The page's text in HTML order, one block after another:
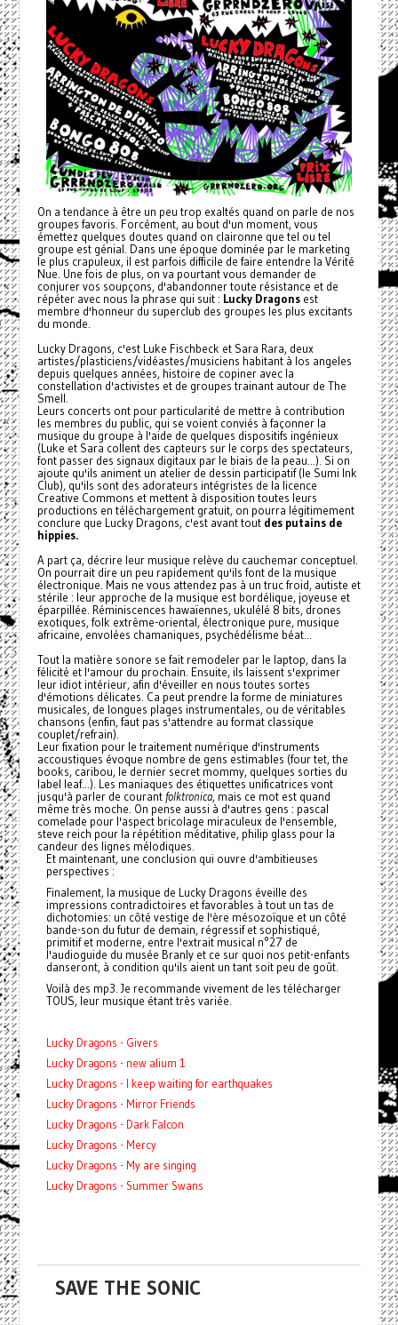
On a tendance à être un peu trop exaltés quand on parle de nos
groupes favoris. Forcément, au bout d'un moment, vous
émettez quelques doutes quand on claironne que tel ou tel
groupe est génial. Dans une époque dominée par le marketing
le plus crapuleux, il est parfois difficile de faire entendre la Vérité
Nue. Une fois de plus, on va pourtant vous demander de
conjurer vos soupçons, d'abandonner toute résistance et de
répéter avec nous la phrase qui suit : Lucky Dragonsest
membre d'honneur du superclub des groupes les plus excitants
du monde.
Lucky Dragons, c'est Luke Fischbeck et Sara Rara, deux
artistes/plasticiens/vidéastes/musiciens habitant à los angeles
depuis quelques années, histoire de copiner avec la
constellation d'activistes et de groupes trainant autour de The
Smell.
Leurs concerts ont pour particularité de mettre à contribution
les membres du public, qui se voient conviés à façonner la
musique du groupe à l'aide de quelques dispositifs ingénieux
(Luke et Sara collent des capteurs sur le corps des spectateurs,
font passer des signaux digitaux par le biais de la peau...). Si on
ajoute qu'ils animent un atelier de dessin participatif (le Sumi Ink
Club), qu'ils sont des adorateurs intégristes de la licence
Creative Commons et mettent à disposition toutes leurs
productions en téléchargement gratuit, on pourra légitimement
conclure que Lucky Dragons, c'est avant tout des putains de
hippies.
A part ça, décrire leur musique relève du cauchemar conceptuel.
On pourrait dire un peu rapidement qu'ils font de la musique
électronique. Mais ne vous attendez pas à un truc froid, autiste et
stérile : leur approche de la musique est bordélique, joyeuse et
éparpillée. Réminiscences hawaïennes, ukulélé 8 bits, drones
exotiques, folk extrême-oriental, électronique pure, musique
africaine, envolées chamaniques, psychédélisme béat...
Tout la matière sonore se fait remodeler par le laptop, dans la
félicité et l'amour du prochain. Ensuite, ils laissent s'exprimer
leur idiot intérieur, afin d'éveiller en nous toutes sortes
d'émotions délicates. Ca peut prendre la forme de miniatures
musicales, de longues plages instrumentales, ou de véritables
chansons (enfin, faut pas s'attendre au format classique
couplet/refrain).
Leur fixation pour le traitement numérique d'instruments
accoustiques évoque nombre de gens estimables (four tet, the
books, caribou, le dernier secret mommy, quelques sorties du
label leaf...). Les maniaques des étiquettes unificatrices vont
jusqu'à parler de courant folktronica, mais ce mot est quand
même très moche. On pense aussi à d'autres gens : pascal
comelade pour l'aspect bricolage miraculeux de l'ensemble,
steve reich pour la répétition méditative, philip glass pour la
candeur des lignes mélodiques.
Et maintenant, une conclusion qui ouvre d'ambitieuses
perspectives :
Finalement, la musique de Lucky Dragons éveille des
impressions contradictoires et favorables à tout un tas de
dichotomies: un côté vestige de l'ère mésozoïque et un côté
bande-son du futur de demain, régressif et sophistiqué,
primitif et moderne, entre l'extrait musical n°27 de
l'audioguide du musée Branly et ce sur quoi nos petit-enfants
danseront, à condition qu'ils aient un tant soit peu de goût.
Voilà des mp3. Je recommande vivement de les télécharger
TOUS, leur musique étant très variée.
Lucky Dragons - Givers
Lucky Dragons - new alium 1
Lucky Dragons - I keep waiting for earthquakes
Lucky Dragons - Mirror Friends
Lucky Dragons - Dark Falcon
Lucky Dragons - Mercy
Lucky Dragons - My are singing
Lucky Dragons - Summer Swans
SAVE THE SONIC